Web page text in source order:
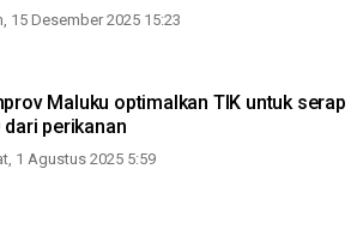
15 Desember 2025 15:23
optimalkan TIK untuk serap
dari perikanan
1 Agustus 2025 5:59